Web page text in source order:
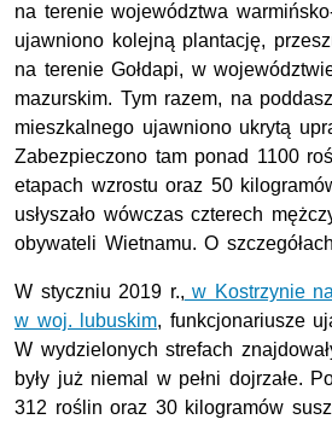
na terenie województwa
ujawniono kolejną plantację,
na terenie Gołdapi, w
mazurskim. Tym razem, na
mieszkalnego ujawniono ukrytą
Zabezpieczono tam ponad 1100
etapach wzrostu oraz 50
usłyszało wówczas czterech
obywateli Wietnamu. O
W styczniu 2019 r., w Kostrzynie
w woj. lubuskim, funkcjonariusze
W wydzielonych strefach
były już niemal w pełni dojrzałe.
312 roślin oraz 30 kilogramów